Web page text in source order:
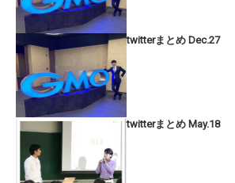
twitterまとめ Dec.27
twitterまとめ May.18